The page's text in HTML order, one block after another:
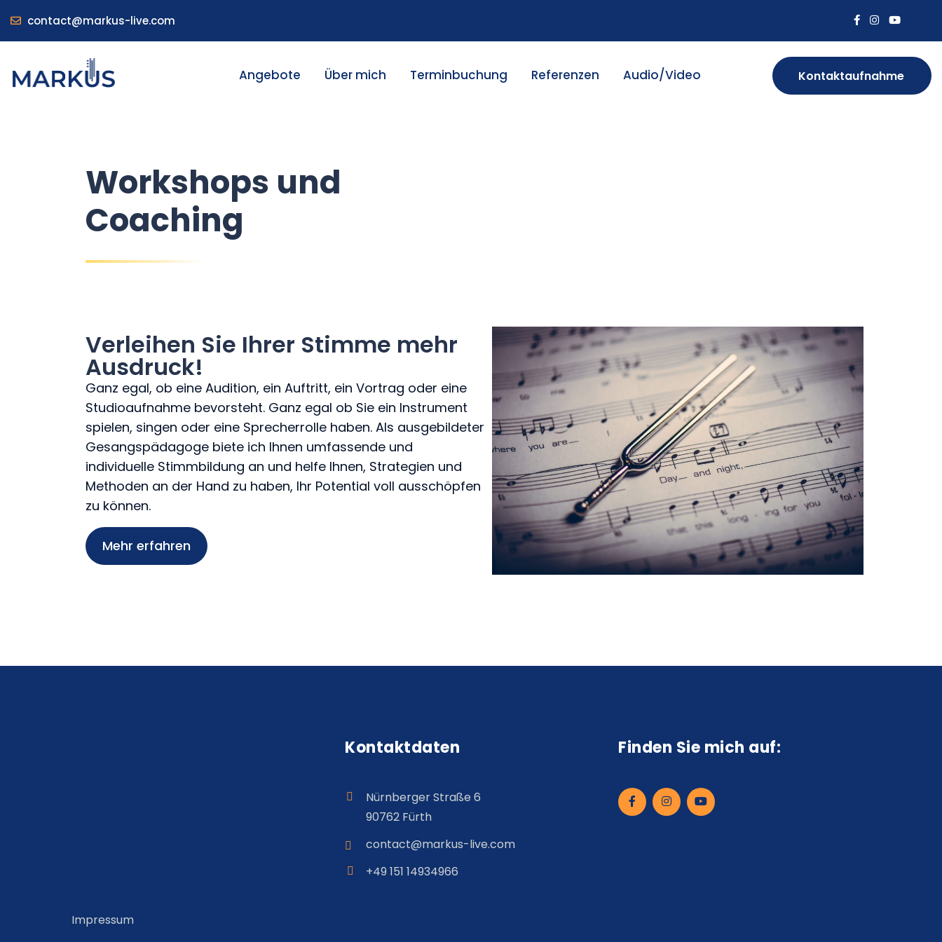
contact@markus-live.com
Angebote Über mich Terminbuchung Referenzen Audio/Video Kontaktaufnahme
Workshops und
Coaching
Verleihen Sie Ihrer Stimme mehr
Ausdruck!
Ganz egal, ob eine Audition, ein Auftritt, ein Vortrag oder eine
Studioaufnahme bevorsteht. Ganz egal ob Sie ein Instrument
spielen, singen oder eine Sprecherrolle haben. Als ausgebildeter
Gesangspädagoge biete ich Ihnen umfassende und
individuelle Stimmbildung an und helfe Ihnen, Strategien und
Methoden an der Hand zu haben, Ihr Potential voll ausschöpfen
zu können.
Mehr erfahren
Kontaktdaten
Nürnberger Straße 6
90762 Fürth
contact@markus-live.com
+49 151 14934966
Finden Sie mich auf:
Impressum